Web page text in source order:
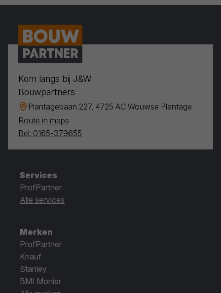
Kom langs bij J&W
Bouwpartners
Plantagebaan 227, 4725 AC Wouwse Plantage
Route in maps
Bel: 0165-379655
Services
ProfPartner
Alle services
Merken
ProfPartner
Knauf
Stanley
BMI Monier